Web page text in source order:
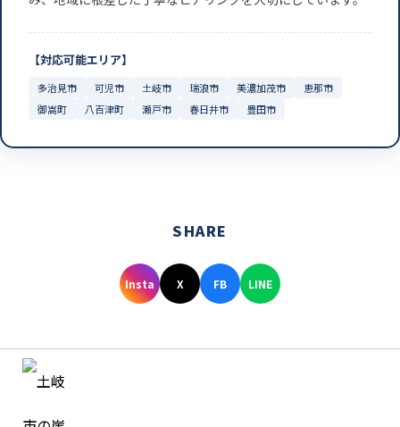
【対応可能エリア】
多治見市 可児市 土岐市 瑞浪市 美濃加茂市
恵那市
御嵩町
八百津町 瀬戸市 春日井市 豊田市
SHARE
Insta X FB LINE